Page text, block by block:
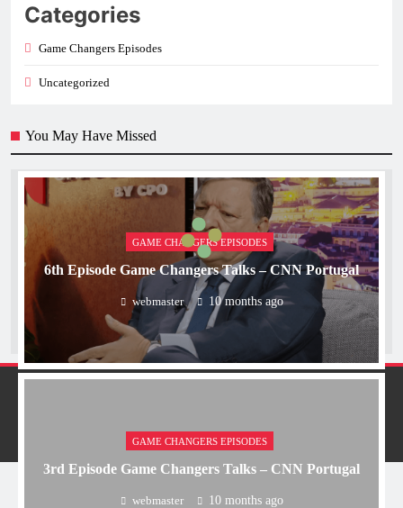
Categories
Game Changers Episodes
Uncategorized
You May Have Missed
GAME CHANGERS EPISODES
6th Episode Game Changers Talks – CNN Portugal
webmaster 10 months ago
GAME CHANGERS EPISODES
3rd Episode Game Changers Talks – CNN Portugal
webmaster 10 months ago